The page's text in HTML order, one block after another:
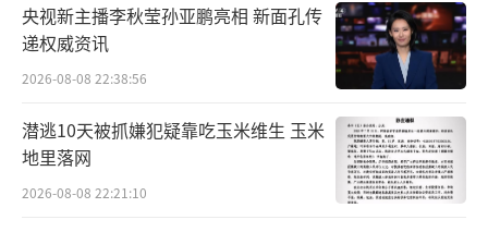
央视新主播李秋莹孙亚鹏亮相 新面孔传
递权威资讯
2026-08-08 22:38:56
潜逃10天被抓嫌犯疑靠吃玉米维生 玉米
地里落网
2026-08-08 22:21:10